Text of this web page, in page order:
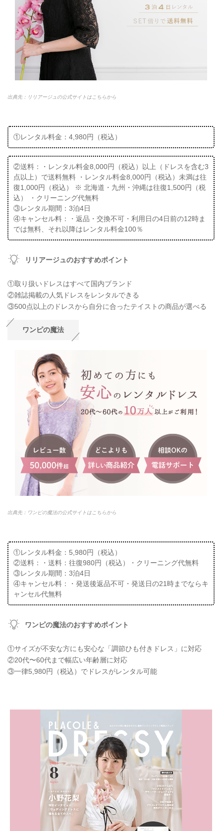
出典先：リリアージュの公式サイトはこちらから
①レンタル料金：4,980円（税込）
②送料：・レンタル料金8,000円（税込）以上（ドレスを含む3
点以上）で送料無料 ・レンタル料金8,000円（税込）未満は往
復1,000円（税込） ※ 北海道・九州・沖縄は往復1,500円（税
込） ・クリーニング代無料
③レンタル期間：3泊4日
④キャンセル料：・返品・交換不可・利用日の4日前の12時ま
では無料、それ以降はレンタル料金100％
リリアージュのおすすめポイント
①取り扱いドレスはすべて国内ブランド
②雑誌掲載の人気ドレスをレンタルできる
③500点以上のドレスから自分に合ったテイストの商品が選べる
ワンピの魔法
出典先：ワンピの魔法の公式サイトはこちらから
①レンタル料金：5,980円（税込）
②送料：・送料：往復980円（税込）・クリーニング代無料
③レンタル期間：3泊4日
④キャンセル料：・発送後返品不可・発送日の21時までならキ
ャンセル代無料
ワンピの魔法のおすすめポイント
①サイズが不安な方にも安心な「調節ひも付きドレス」に対応
②20代〜60代まで幅広い年齢層に対応
③一律5,980円（税込）でドレスがレンタル可能